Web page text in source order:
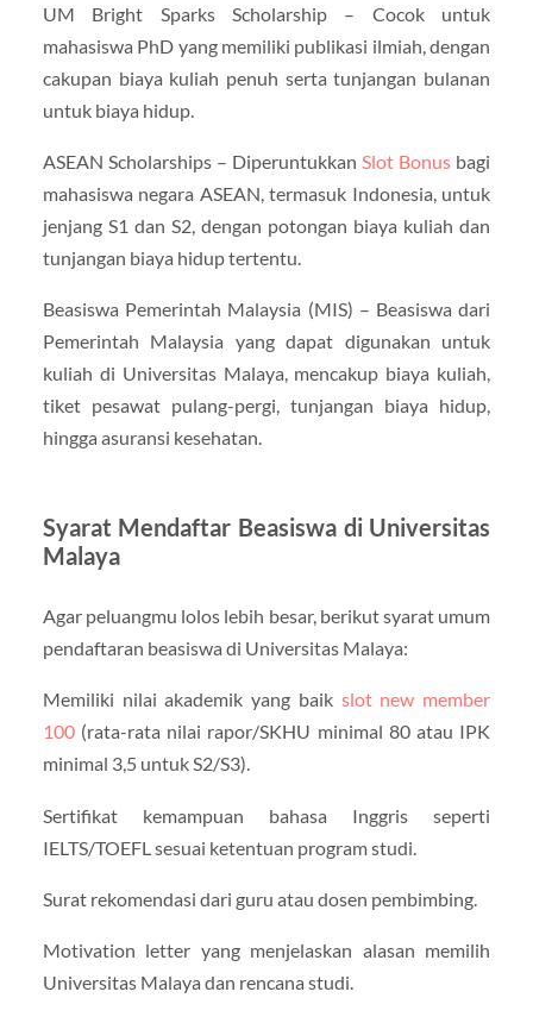
UM Bright Sparks Scholarship – Cocok untuk
mahasiswa PhD yang memiliki publikasi ilmiah, dengan
cakupan biaya kuliah penuh serta tunjangan bulanan
untuk biaya hidup.
ASEAN Scholarships – DiperuntukkanSlot Bonus bagi
mahasiswa negara ASEAN, termasuk Indonesia, untuk
jenjang S1 dan S2, dengan potongan biaya kuliah dan
tunjangan biaya hidup tertentu.
Beasiswa Pemerintah Malaysia (MIS) – Beasiswa dari
Pemerintah Malaysia yang dapat digunakan untuk
kuliah di Universitas Malaya, mencakup biaya kuliah,
tiket pesawat pulang-pergi, tunjangan biaya hidup,
hingga asuransi kesehatan.
Syarat Mendaftar Beasiswa di Universitas
Malaya
Agar peluangmu lolos lebih besar, berikut syarat umum
pendaftaran beasiswa di Universitas Malaya:
Memiliki nilai akademik yang baik slot new member
100(rata-rata nilai rapor/SKHU minimal 80 atau IPK
minimal 3,5 untuk S2/S3).
Sertifikat kemampuan bahasa Inggris seperti
IELTS/TOEFL sesuai ketentuan program studi.
Surat rekomendasi dari guru atau dosen pembimbing.
Motivation letter yang menjelaskan alasan memilih
Universitas Malaya dan rencana studi.